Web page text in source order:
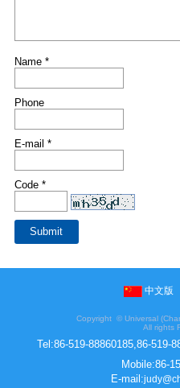
Name *
Phone
E-mail *
Code *
中文版
Copyright © Universal
All rights
Tel:86-519-88860185,86-519-
Mobile:86-
E-mail: